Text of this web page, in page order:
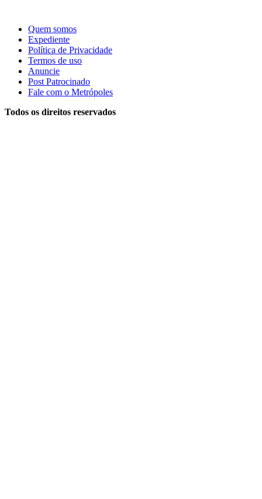
Quem somos
Expediente
Política de Privacidade
Termos de uso
Anuncie
Post Patrocinado
Fale com o Metrópoles
Todos os direitos reservados